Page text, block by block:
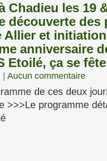
Chadieu les 19
découverte des
Allier et
anniversaire
Etoilé, ça se
Aucun commentaire
de ces deux
>>>Le programme